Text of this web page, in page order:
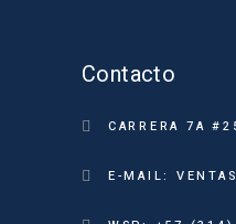
Contacto
CARRERA 7A
E-MAIL: